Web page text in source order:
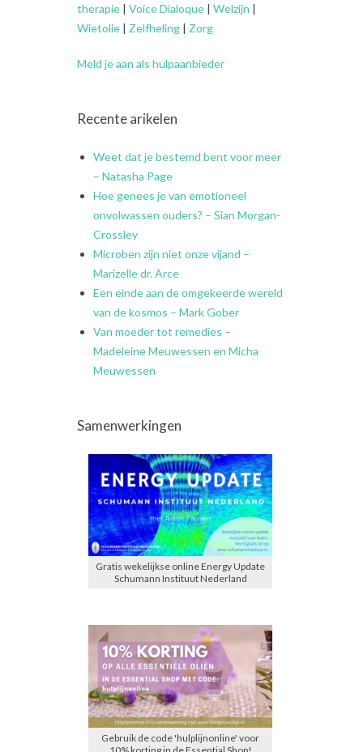
therapie | Voice Dialoque | Welzijn |
Wietolie | Zelfheling | Zorg
Meld je aan als hulpaanbieder
Recente arikelen
Weet dat je bestemd bent voor meer
– Natasha Page
Hoe genees je van emotioneel
onvolwassen ouders? – Sian Morgan-
Crossley
Microben zijn niet onze vijand –
Marizelle dr. Arce
Een einde aan de omgekeerde wereld
van de kosmos – Mark Gober
Van moeder tot remedies –
Madeleine Meuwessen en Micha
Meuwessen
Samenwerkingen
Gratis wekelijkse online Energy Update
Schumann Instituut Nederland
Gebruik de code 'hulplijnonline' voor